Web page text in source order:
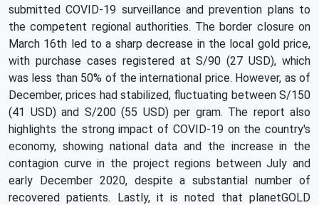
submitted COVID-19 surveillance and prevention plans to
the competent regional authorities. The border closure on
March 16th led to a sharp decrease in the local gold price,
with purchase cases registered at S/90 (27 USD), which
was less than 50% of the international price. However, as of
December, prices had stabilized, fluctuating between S/150
(41 USD) and S/200 (55 USD) per gram. The report also
highlights the strong impact of COVID-19 on the country's
economy, showing national data and the increase in the
contagion curve in the project regions between July and
early December 2020, despite a substantial number of
recovered patients. Lastly, it is noted that planetGOLD